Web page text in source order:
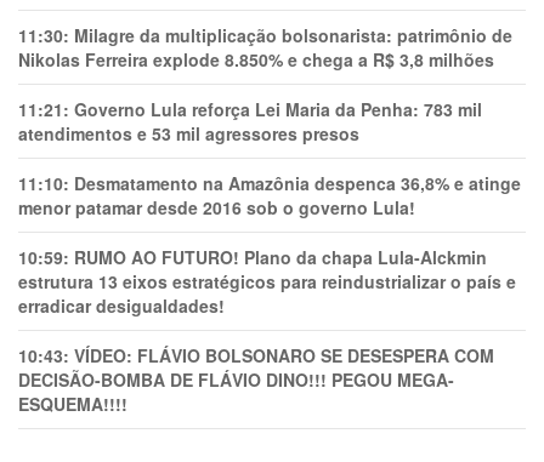
11:30: Milagre da multiplicação bolsonarista: patrimônio de
Nikolas Ferreira explode 8.850% e chega a R$ 3,8 milhões
11:21: Governo Lula reforça Lei Maria da Penha: 783 mil
atendimentos e 53 mil agressores presos
11:10: Desmatamento na Amazônia despenca 36,8% e atinge
menor patamar desde 2016 sob o governo Lula!
10:59: RUMO AO FUTURO! Plano da chapa Lula-Alckmin
estrutura 13 eixos estratégicos para reindustrializar o país e
erradicar desigualdades!
10:43: VÍDEO: FLÁVIO BOLSONARO SE DESESPERA COM
DECISÃO-BOMBA DE FLÁVIO DINO!!! PEGOU MEGA-
ESQUEMA!!!!